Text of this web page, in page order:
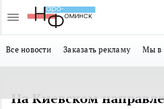
Все новости Заказать рекламу Мы в
На Киевском